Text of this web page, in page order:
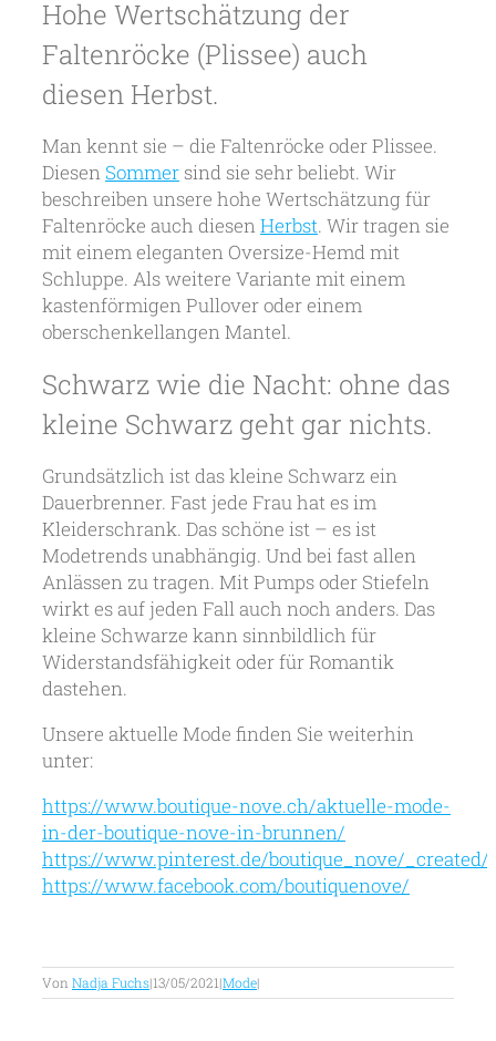
Hohe Wertschätzung der
Faltenröcke (Plissee) auch
diesen Herbst.
Man kennt sie – die Faltenröcke oder Plissee.
DiesenSommer sind sie sehr beliebt. Wir
beschreiben unsere hohe Wertschätzung für
Faltenröcke auch diesenHerbst. Wir tragen sie
mit einem eleganten Oversize-Hemd mit
Schluppe. Als weitere Variante mit einem
kastenförmigen Pullover oder einem
oberschenkellangen Mantel.
Schwarz wie die Nacht: ohne das
kleine Schwarz geht gar nichts.
Grundsätzlich ist das kleine Schwarz ein
Dauerbrenner. Fast jede Frau hat es im
Kleiderschrank. Das schöne ist – es ist
Modetrends unabhängig. Und bei fast allen
Anlässen zu tragen. Mit Pumps oder Stiefeln
wirkt es auf jeden Fall auch noch anders. Das
kleine Schwarze kann sinnbildlich für
Widerstandsfähigkeit oder für Romantik
dastehen.
Unsere aktuelle Mode finden Sie weiterhin
unter:
https://www.boutique-nove.ch/aktuelle-mode-
in-der-boutique-nove-in-brunnen/
https://www.pinterest.de/boutique_nove/_created/
https://www.facebook.com/boutiquenove/
Von Nadja Fuchs|13/05/2021|Mode|